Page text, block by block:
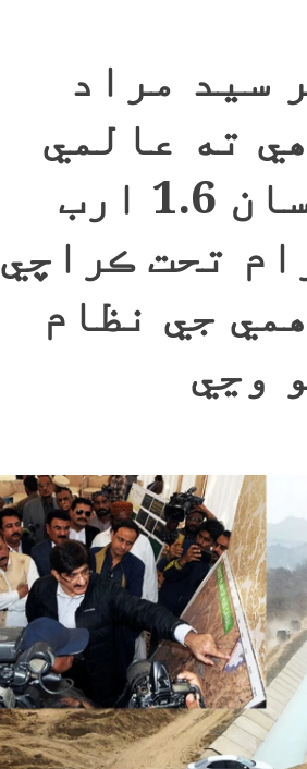
سيد مراد
ته عالمي
بئنڪ جي سهڪار سان 1.6 ارب
تحت ڪراچي
جي نظام
وڃي